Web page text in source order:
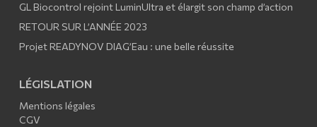
GL Biocontrol rejoint LuminUltra et élargit son champ d’action
RETOUR SUR L’ANNÉE 2023
Projet READYNOV DIAG’Eau : une belle réussite
LÉGISLATION
Mentions légales
CGV